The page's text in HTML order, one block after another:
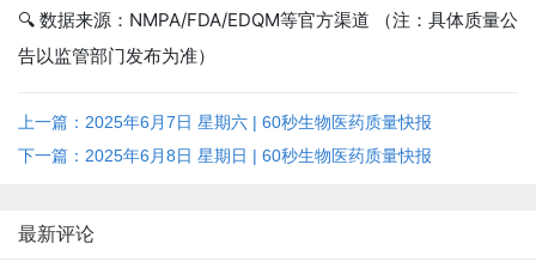
🔍 数据来源：NMPA/FDA/EDQM等官方渠道 （注：具体质量公
告以监管部门发布为准）
上一篇：2025年6月7日 星期六 | 60秒生物医药质量快报
下一篇：2025年6月8日 星期日 | 60秒生物医药质量快报
最新评论